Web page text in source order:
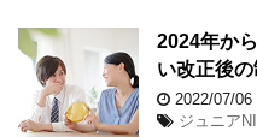
2024年か
い改正後
2022/07/06
ジュニア